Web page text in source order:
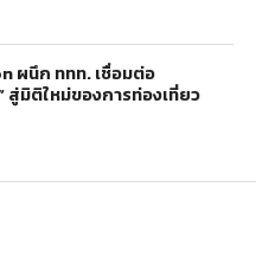
ผนึก ททท. เชื่อมต่อ
มิติใหม่ของการท่องเที่ยว